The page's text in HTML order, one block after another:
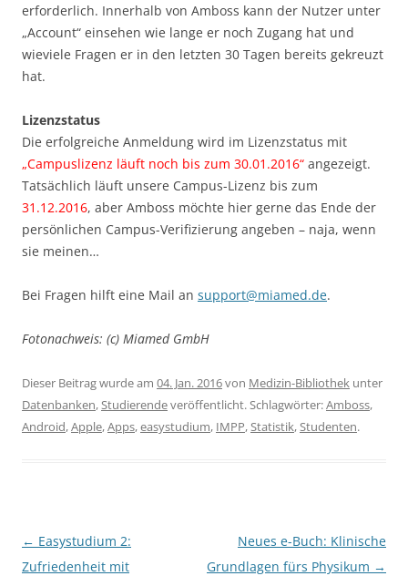
erforderlich. Innerhalb von Amboss kann der Nutzer unter
„Account“ einsehen wie lange er noch Zugang hat und
wieviele Fragen er in den letzten 30 Tagen bereits gekreuzt
hat.
Lizenzstatus
Die erfolgreiche Anmeldung wird im Lizenzstatus mit
„Campuslizenz läuft noch bis zum 30.01.2016“ angezeigt.
Tatsächlich läuft unsere Campus-Lizenz bis zum
31.12.2016, aber Amboss möchte hier gerne das Ende der
persönlichen Campus-Verifizierung angeben – naja, wenn
sie meinen…
Bei Fragen hilft eine Mail an support@miamed.de.
Fotonachweis: (c) Miamed GmbH
Dieser Beitrag wurde am 04. Jan. 2016von Medizin-Bibliothek unter
Datenbanken,Studierendeveröffentlicht. Schlagwörter:Amboss,
Android,Apple,Apps,easystudium, IMPP,Statistik,Studenten.
Beitragsnavigation
← Easystudium 2:
Zufriedenheit mit
Neues e-Buch: Klinische
Grundlagen fürs Physikum →